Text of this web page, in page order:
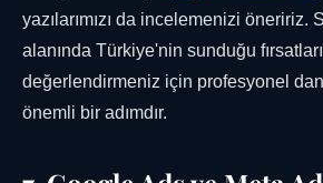
yazılarımızı da incelemenizi öneririz.
alanında Türkiye'nin sunduğu
değerlendirmeniz için profesyonel
önemli bir adımdır.